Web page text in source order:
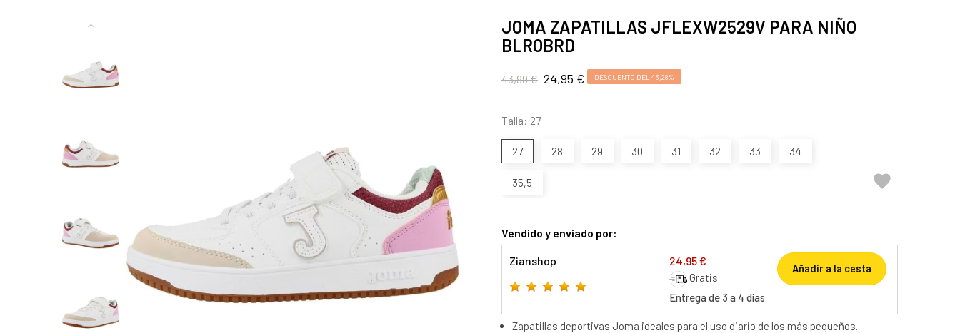
JOMA ZAPATILLAS JFLEXW2529V PARA NIÑO
BLROBRD
43,99 € 24,95 € DESCUENTO DEL 43,28%
Talla: 27
27 28 29 30 31 32 33 34
35,5 
Vendido y enviado por:
Zianshop 24,95 €
Gratis
Entrega de 3 a 4 días
Añadir a la cesta
Zapatillas deportivas Joma ideales para el uso diario de los más pequeños.